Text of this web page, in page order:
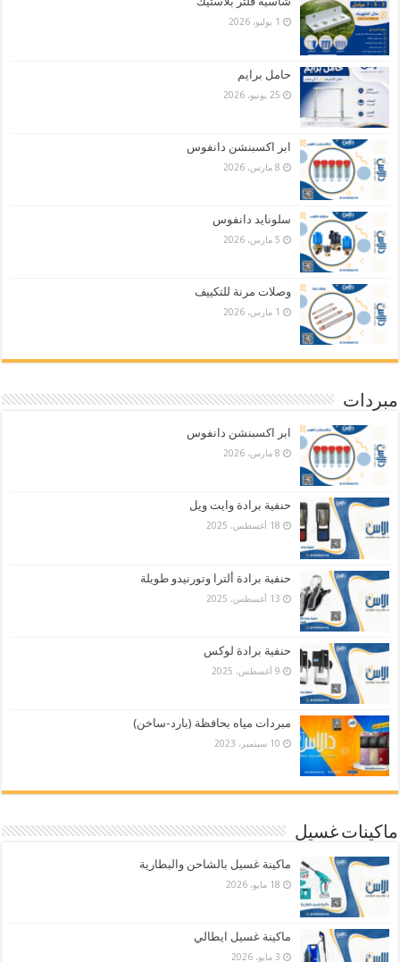
1 يوليو، 2026
حامل برايم
25 يونيو، 2026
ابر اكسبنشن دانفوس
8 مارس، 2026
سلونايد دانفوس
5 مارس، 2026
وصلات مرنة للتكييف
1 مارس، 2026
مبردات
ابر اكسبنشن دانفوس
8 مارس، 2026
حنفية برادة وايت ويل
18 أغسطس، 2025
حنفية برادة ألترا وتورنيدو طويلة
13 أغسطس، 2025
حنفية برادة لوكس
9 أغسطس، 2025
مبردات مياه بحافظة (بارد-ساخن)
10 سبتمبر، 2023
ماكينات غسيل
ماكينة غسيل بالشاحن والبطارية
18 مايو، 2026
ماكينة غسيل ايطالي
3 مايو، 2026